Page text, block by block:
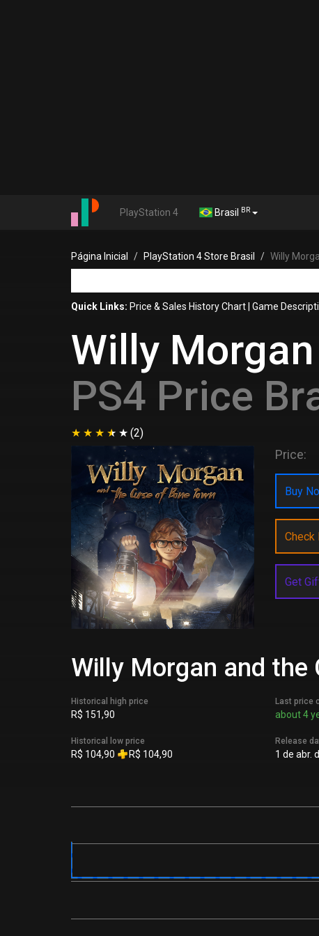
PlayStation 4 Brasil BR
Página Inicial PlayStation 4 Store Brasil Willy
Quick Links: Price & Sales History Chart Game
Willy
PS4 Price
(2)
Price:
Buy
Check
Get
Willy Morgan and the
Historical high price
R$ 151,90
Historical low price
R$ 104,90 R$ 104,90
Last price
about 4
Release
1 de abr.